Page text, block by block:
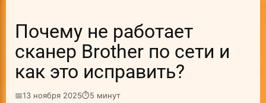
Почему не работает
сканер Brother по сети и
как это исправить?
📅13 ноября 2025⏱5 минут